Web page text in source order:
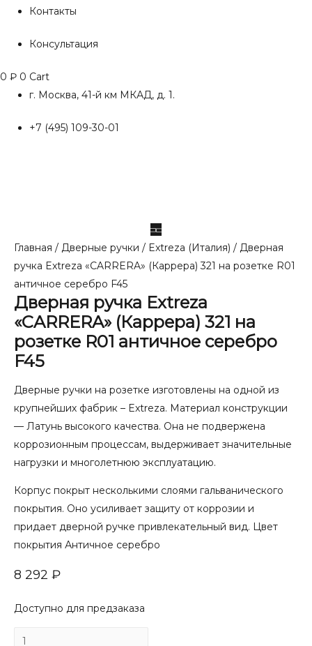
Контакты
Консультация
0 ₽ 0 Cart
г. Москва, 41-й км МКАД, д. 1.
+7 (495) 109-30-01
Главная / Дверные ручки / Extreza (Италия) / Дверная
ручка Extreza «CARRERA» (Каррера) 321 на розетке R01
античное серебро F45
Дверная ручка Extreza
«CARRERA» (Каррера) 321 на
розетке R01 античное серебро
F45
Дверные ручки на розетке изготовлены на одной из
крупнейших фабрик – Extreza. Материал конструкции
— Латунь высокого качества. Она не подвержена
коррозионным процессам, выдерживает значительные
нагрузки и многолетнюю эксплуатацию.
Корпус покрыт несколькими слоями гальванического
покрытия. Оно усиливает защиту от коррозии и
придает дверной ручке привлекательный вид. Цвет
покрытия Античное серебро
8 292 ₽
Доступно для предзаказа
Количество